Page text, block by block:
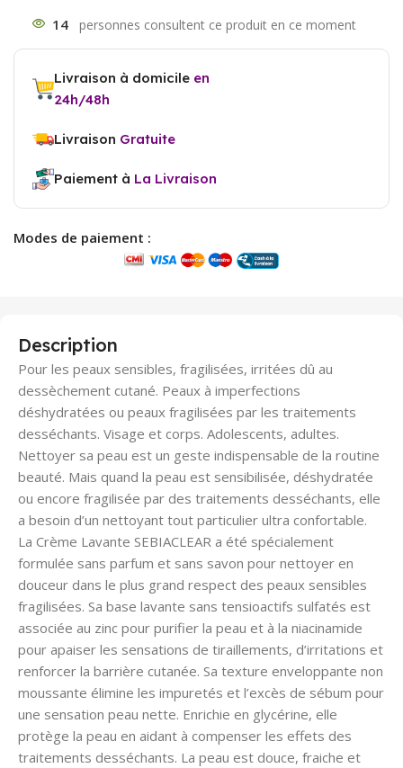
14
Livraison à domicile en
24h/48h
Livraison Gratuite
Paiement à La Livraison
Modes de paiement :
Description
Pour les peaux sensibles, fragilisées, irritées dû au
dessèchement cutané. Peaux à imperfections
déshydratées ou peaux fragilisées par les traitements
desséchants. Visage et corps. Adolescents, adultes.
Nettoyer sa peau est un geste indispensable de la routine
beauté. Mais quand la peau est sensibilisée, déshydratée
ou encore fragilisée par des traitements desséchants, elle
a besoin d’un nettoyant tout particulier ultra confortable.
La Crème Lavante SEBIACLEAR a été spécialement
formulée sans parfum et sans savon pour nettoyer en
douceur dans le plus grand respect des peaux sensibles
fragilisées. Sa base lavante sans tensioactifs sulfatés est
associée au zinc pour purifier la peau et à la niacinamide
pour apaiser les sensations de tiraillements, d’irritations et
renforcer la barrière cutanée. Sa texture enveloppante non
moussante élimine les impuretés et l’excès de sébum pour
une sensation peau nette. Enrichie en glycérine, elle
protège la peau en aidant à compenser les effets des
traitements desséchants. La peau est douce, fraiche et